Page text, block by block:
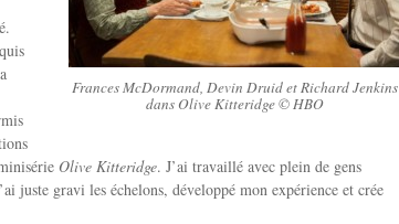
Frances McDormand, Devin Druid et Richard Jenkins
dans Olive Kitteridge © HBO
Olive Kitteridge. J’ai travaillé avec plein de gens
juste gravi les échelons, développé mon expérience et crée